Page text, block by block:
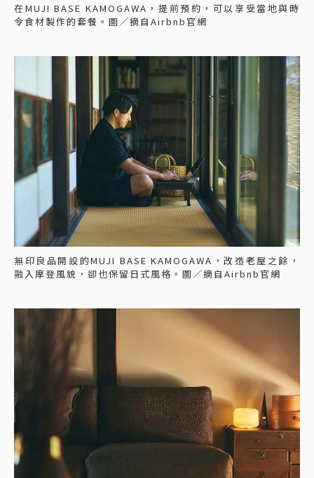
在MUJI BASE KAMOGAWA，提前預約，可以享受當地與時
令食材製作的套餐。圖／摘自Airbnb官網
無印良品開設的MUJI BASE KAMOGAWA，改造老屋之餘，
融入摩登風貌，卻也保留日式風格。圖／摘自Airbnb官網